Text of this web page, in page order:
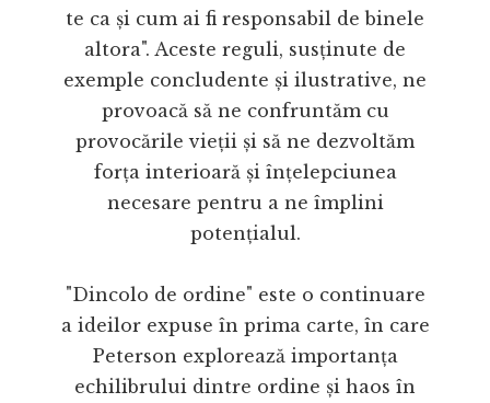
te ca și cum ai fi responsabil de binele
altora". Aceste reguli, susținute de
exemple concludente și ilustrative, ne
provoacă să ne confruntăm cu
provocările vieții și să ne dezvoltăm
forța interioară și înțelepciunea
necesare pentru a ne împlini
potențialul.
"Dincolo de ordine" este o continuare
a ideilor expuse în prima carte, în care
Peterson explorează importanța
echilibrului dintre ordine și haos în